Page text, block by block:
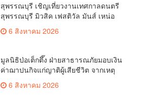
สุพรรณบุรี เชิญเที่ยวงานเทศกาลดนตรี
สุพรรณบุรี มิวสิค เฟสติวัล มันส์ เหน่อ
มาก6 สิงหาคม 2026
มูลนิธิป่อเต็กตึ๊ง ฝ่ายสาธารณภัยมอบเงิน
ค่าฌาปนกิจแก่ญาติผู้เสียชีวิต จากเหตุ
เพลิงไหม้ โรงเบียร์ ณ ลาดพร้าว จำนวน
20,000 บาท
6 สิงหาคม 2026